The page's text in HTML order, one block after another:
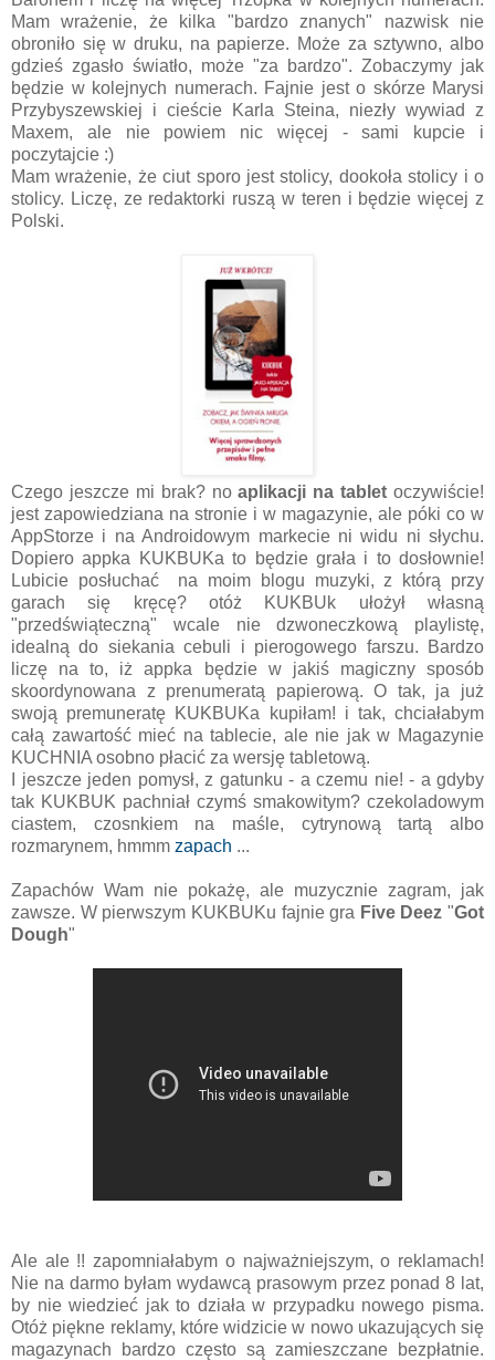
Mam wrażenie, że kilka "bardzo znanych" nazwisk nie
obroniło się w druku, na papierze. Może za sztywno, albo
gdzieś zgasło światło, może "za bardzo". Zobaczymy jak
będzie w kolejnych numerach. Fajnie jest o skórze Marysi
Przybyszewskiej i cieście Karla Steina, niezły wywiad z
Maxem, ale nie powiem nic więcej - sami kupcie i
poczytajcie :)
Mam wrażenie, że ciut sporo jest stolicy, dookoła stolicy i o
stolicy. Liczę, ze redaktorki ruszą w teren i będzie więcej z
Polski.
Czego jeszcze mi brak? noaplikacji na tablet oczywiście!
jest zapowiedziana na stronie i w magazynie, ale póki co w
AppStorze i na Androidowym markecie ni widu ni słychu.
Dopiero appka KUKBUKa to będzie grała i to dosłownie!
Lubicie posłuchać na moim blogu muzyki, z którą przy
garach się kręcę? otóż KUKBUk ułożył własną
"przedświąteczną" wcale nie dzwoneczkową playlistę,
idealną do siekania cebuli i pierogowego farszu. Bardzo
liczę na to, iż appka będzie w jakiś magiczny sposób
skoordynowana z prenumeratą papierową. O tak, ja już
swoją premuneratę KUKBUKa kupiłam! i tak, chciałabym
całą zawartość mieć na tablecie, ale nie jak w Magazynie
KUCHNIA osobno płacić za wersję tabletową.
I jeszcze jeden pomysł, z gatunku - a czemu nie! - a gdyby
tak KUKBUK pachniał czymś smakowitym? czekoladowym
ciastem, czosnkiem na maśle, cytrynową tartą albo
rozmarynem, hmmm zapach ...
Zapachów Wam nie pokażę, ale muzycznie zagram, jak
zawsze. W pierwszym KUKBUKu fajnie gra Five Deez "Got
Dough"
Ale ale !! zapomniałabym o najważniejszym, o reklamach!
Nie na darmo byłam wydawcą prasowym przez ponad 8 lat,
by nie wiedzieć jak to działa w przypadku nowego pisma.
Otóż piękne reklamy, które widzicie w nowo ukazujących się
magazynach bardzo często są zamieszczane bezpłatnie.